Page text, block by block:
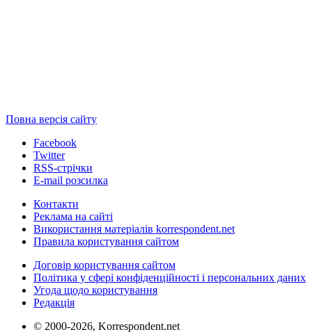
Повна версія сайту
Facebook
Twitter
RSS-стрічки
E-mail розсилка
Контакти
Реклама на сайті
Використання матеріалів korrespondent.net
Правила користування сайтом
Договір користування сайтом
Політика у сфері конфіденційності і персональних даних
Угода щодо користування
Редакція
© 2000-2026, Korrespondent.net